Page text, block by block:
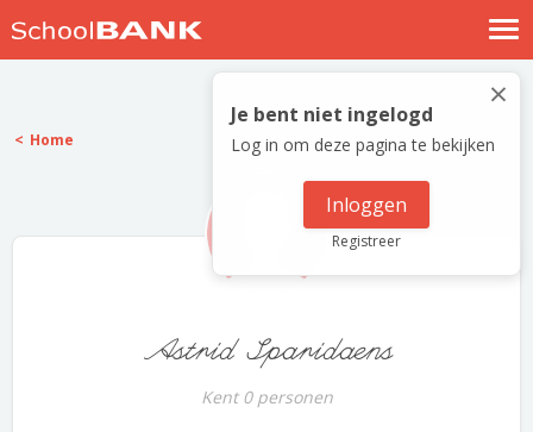
Nostalgische verhalen
Log in
Meld je gratis aan
×
Je bent niet ingelogd
Log in om deze pagina te bekijken
Inloggen
Registreer
Home
Astrid Sparidaens
Kent 0 personen